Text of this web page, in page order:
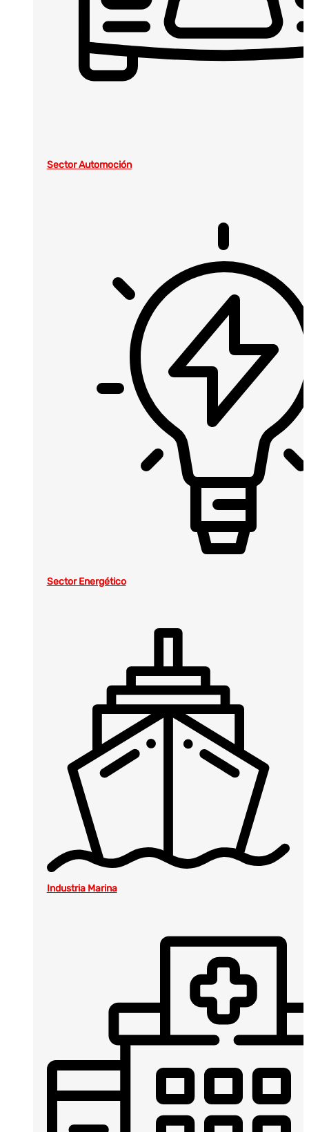
Sector Automoción
Sector Energético
Industria Marina